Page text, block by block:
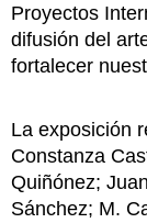
Proyectos
difusión del
fortalecer
La exposición
Constanza
Quiñónez;
Sánchez; M.